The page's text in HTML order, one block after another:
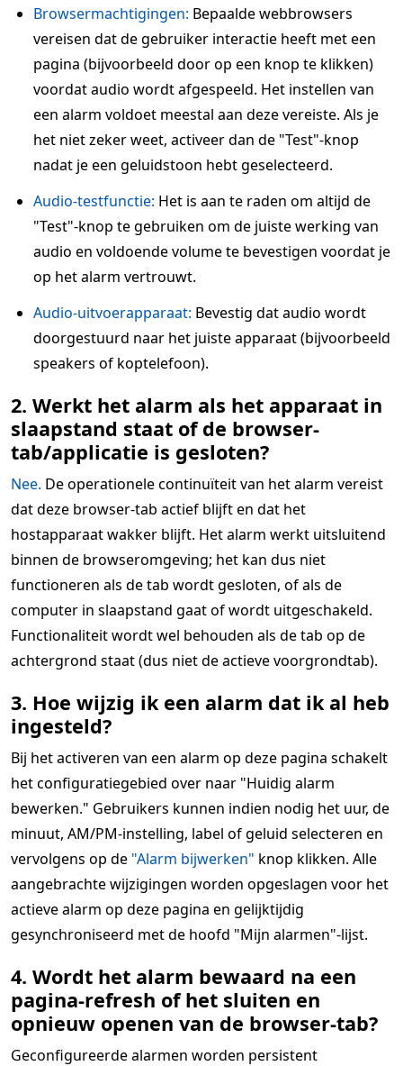
Browsermachtigingen: Bepaalde webbrowsers
vereisen dat de gebruiker interactie heeft met een
pagina (bijvoorbeeld door op een knop te klikken)
voordat audio wordt afgespeeld. Het instellen van
een alarm voldoet meestal aan deze vereiste. Als je
het niet zeker weet, activeer dan de "Test"-knop
nadat je een geluidstoon hebt geselecteerd.
Audio-testfunctie: Het is aan te raden om altijd de
"Test"-knop te gebruiken om de juiste werking van
audio en voldoende volume te bevestigen voordat je
op het alarm vertrouwt.
Audio-uitvoerapparaat: Bevestig dat audio wordt
doorgestuurd naar het juiste apparaat (bijvoorbeeld
speakers of koptelefoon).
2. Werkt het alarm als het apparaat in
slaapstand staat of de browser-
tab/applicatie is gesloten?
Nee. De operationele continuïteit van het alarm vereist
dat deze browser-tab actief blijft en dat het
hostapparaat wakker blijft. Het alarm werkt uitsluitend
binnen de browseromgeving; het kan dus niet
functioneren als de tab wordt gesloten, of als de
computer in slaapstand gaat of wordt uitgeschakeld.
Functionaliteit wordt wel behouden als de tab op de
achtergrond staat (dus niet de actieve voorgrondtab).
3. Hoe wijzig ik een alarm dat ik al heb
ingesteld?
Bij het activeren van een alarm op deze pagina schakelt
het configuratiegebied over naar "Huidig alarm
bewerken." Gebruikers kunnen indien nodig het uur, de
minuut, AM/PM-instelling, label of geluid selecteren en
vervolgens op de "Alarm bijwerken" knop klikken. Alle
aangebrachte wijzigingen worden opgeslagen voor het
actieve alarm op deze pagina en gelijktijdig
gesynchroniseerd met de hoofd "Mijn alarmen"-lijst.
4. Wordt het alarm bewaard na een
pagina-refresh of het sluiten en
opnieuw openen van de browser-tab?
Geconfigureerde alarmen worden persistent